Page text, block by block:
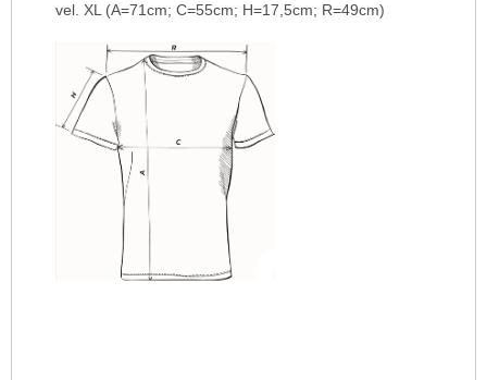
vel. XL (A=71cm; C=55cm; H=17,5cm; R=49cm)